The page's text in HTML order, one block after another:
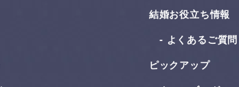
結婚お役⽴ち情報
よくあるご質問
ピックアップ